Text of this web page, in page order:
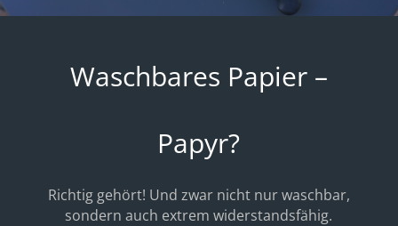
Waschbares Papier –
Papyr?
Richtig gehört! Und zwar nicht nur waschbar,
sondern auch extrem widerstandsfähig.